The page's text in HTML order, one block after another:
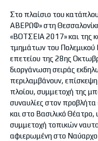
Στο πλαίσιο του
ΑΒΕΡΩΦ» στη
«ΒΟΤΣΕΙΑ 2017» και της
τμημάτων του Πολεμικού
επετείου της 28ης
διοργάνωση σειράς
περιλαμβάνουν,
πλοίου, συμμετοχή της
συναυλίες στον
και στο Βασιλικό Θέατρο,
συμμετοχή τοπικών
αφιερωμένη στο